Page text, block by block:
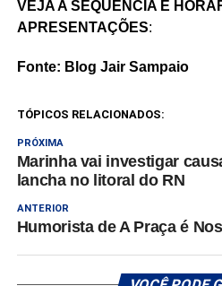
VEJA A SEQUÊNCIA E
APRESENTAÇÕES:
Fonte: Blog Jair Sampaio
TÓPICOS RELACIONADOS:
PRÓXIMA
Marinha vai investigar
lancha no litoral do RN
ANTERIOR
Humorista de A Praça é